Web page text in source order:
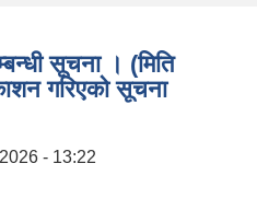
सूचना । (मिति
गरिएको सूचना
- 13:22